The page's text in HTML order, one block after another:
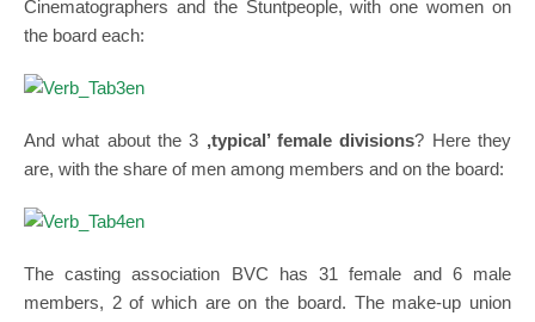
Cinematographers and the Stuntpeople, with one women on
the board each:
And what about the 3 ,typical’ female divisions? Here they
are, with the share of men among members and on the board:
The casting association BVC has 31 female and 6 male
members, 2 of which are on the board. The make-up union